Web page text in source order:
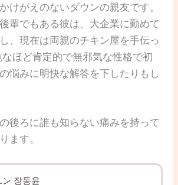
けがえのないダウンの親友です。
輩でもある彼は、大企業に勤めて
、現在は両親のチキン屋を手伝っ
ほど肯定的で無邪気な性格で初
悩みに明快な解答を下したりもし
後ろに誰も知らない痛みを持って
ます。
ン 장동윤